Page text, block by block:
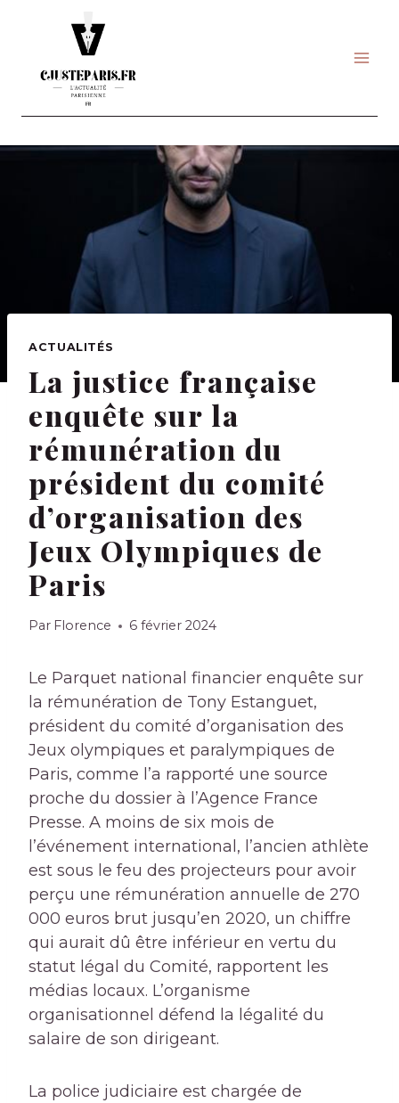
ACTUALITÉS
La justice française
enquête sur la
rémunération du
président du comité
d’organisation des
Jeux Olympiques de
Paris
Par Florence 6 février 2024
Le Parquet national financier enquête sur
la rémunération de Tony Estanguet,
président du comité d’organisation des
Jeux olympiques et paralympiques de
Paris, comme l’a rapporté une source
proche du dossier à l’Agence France
Presse. A moins de six mois de
l’événement international, l’ancien athlète
est sous le feu des projecteurs pour avoir
perçu une rémunération annuelle de 270
000 euros brut jusqu’en 2020, un chiffre
qui aurait dû être inférieur en vertu du
statut légal du Comité, rapportent les
médias locaux. L’organisme
organisationnel défend la légalité du
salaire de son dirigeant.
La police judiciaire est chargée de